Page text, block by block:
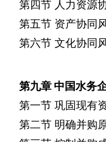
第四节 人力资源
第五节 资产协同
第六节 文化协同
第九章 中国水务
第一节 巩固现有
第二节 明确并购